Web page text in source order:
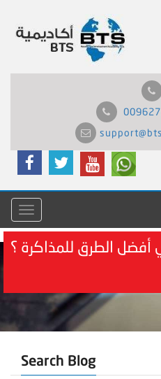
Menu
الطرق للمذاكرة ؟
Search Blog